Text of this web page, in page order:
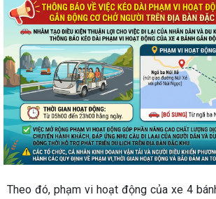
Theo đó, phạm vi hoạt động của xe 4